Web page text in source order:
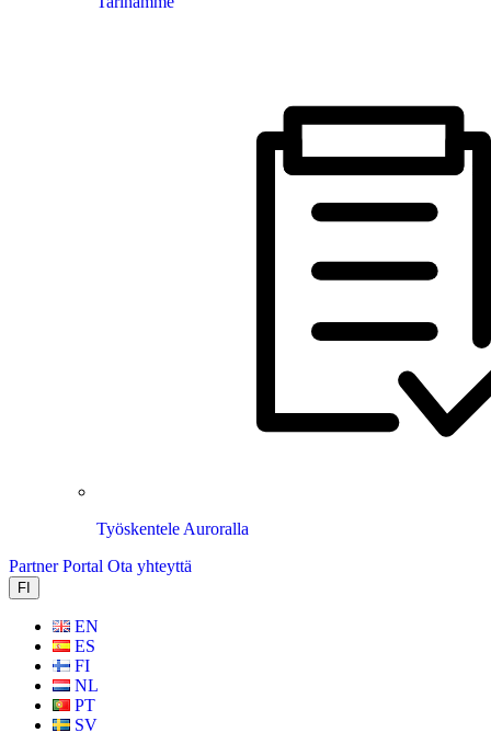
Työskentele Auroralla
Partner Portal Ota yhteyttä
FI
EN
ES
FI
NL
PT
SV